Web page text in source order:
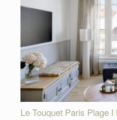
Le Touquet Paris Plage